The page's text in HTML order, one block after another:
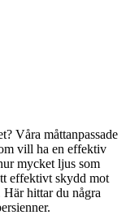
Våra måttanpassade
vill ha en effektiv
mycket ljus som
effektivt skydd mot
Här hittar du några